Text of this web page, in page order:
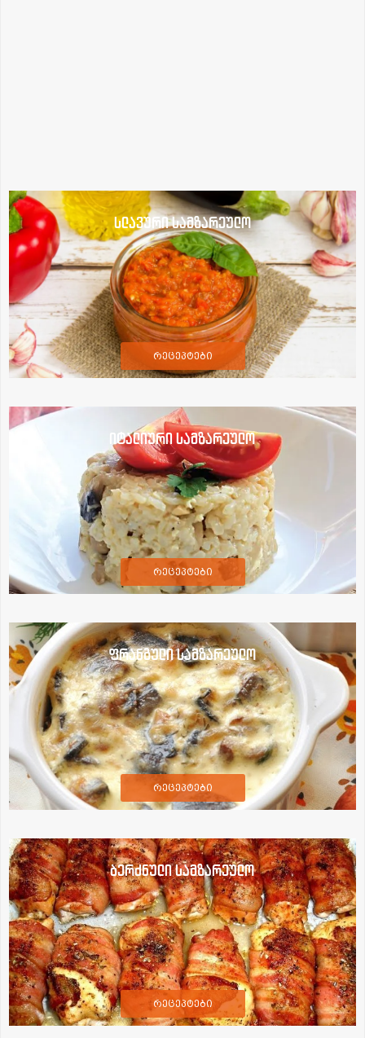
სლავური სამზარეულო
რეცეპტები
იტალიური სამზარეულო
რეცეპტები
ფრანგული სამზარეულო
რეცეპტები
ბერძნული სამზარეულო
რეცეპტები